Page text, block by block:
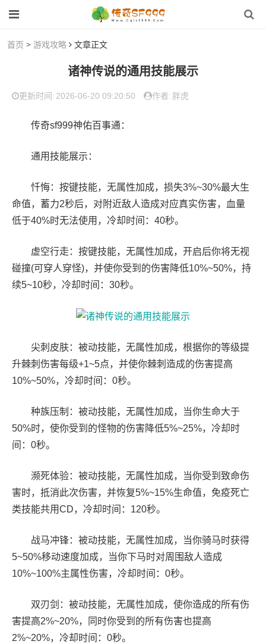
首页 > 游戏攻略 文章正文
诸神传说的通用技能展示
更新时间: 2026-06-20 09:20:50 作者: 胖虎
传奇sf999神佑百事通：
通用技能展示：
忏悔：按键技能，无属性加成，损失3%~30%最大生
命值，蓄力2秒后，对附近敌人造成对应真实伤害，血量
低于40%时无法使用，冷却时间：40秒。
虚空行走：按键技能，无属性加成，开启后你将无视
碰撞(可穿人穿怪)，并使你受到的伤害降低10%~50%，持
续5~10秒，冷却时间：30秒。
尖刺皮肤：被动技能，无属性加成，根据你的等级提
升棘刺伤害每级+1~5点，并使你棘刺造成的伤害提高
10%~50%，冷却时间：0秒。
种族压制：被动技能，无属性加成，当你生命大于
50%时，使你受到的怪物的伤害降低5%~25%，冷却时
间：0秒。
濒死体验：被动技能，无属性加成，当你受到致命伤
害时，抵消此次伤害，并恢复5%~15%生命值，免疫死亡
类技能共用CD，冷却时间：120秒。
战马冲锋：被动技能，无属性加成，当你骑马时获得
5~50%移动速度加成，当你下马时对周围敌人造成
10%~100%主属性伤害，冷却时间：0秒。
双刃剑：被动技能，无属性加成，使你造成的所有伤
害提高2%~20%，同时你受到的所有伤害也提高
2%~20%，冷却时间：0秒。